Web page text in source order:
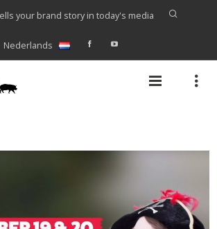
your brand story in today's media
Nederlands